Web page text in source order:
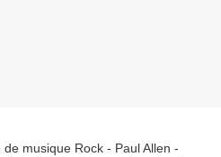
musique Rock - Paul Allen -